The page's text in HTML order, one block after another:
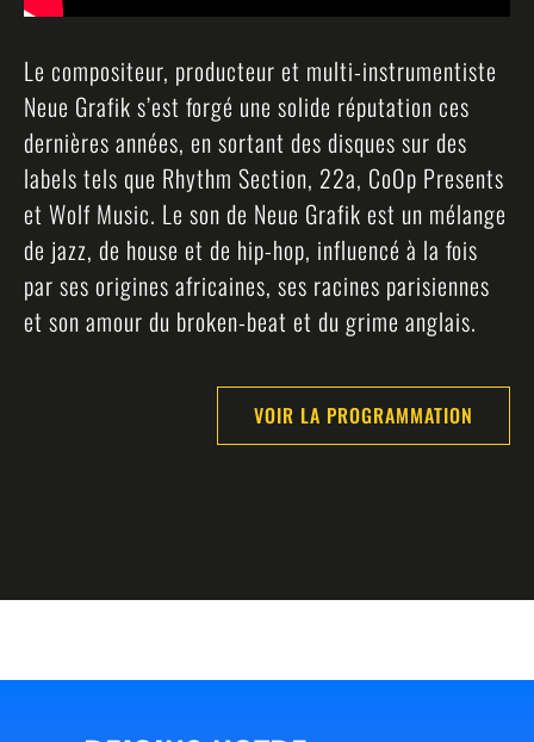
Le compositeur, producteur et multi-instrumentiste
Neue Grafik s’est forgé une solide réputation ces
dernières années, en sortant des disques sur des
labels tels que Rhythm Section, 22a, CoOp Presents
et Wolf Music. Le son de Neue Grafik est un mélange
de jazz, de house et de hip-hop, influencé à la fois
par ses origines africaines, ses racines parisiennes
et son amour du broken-beat et du grime anglais.
VOIR LA PROGRAMMATION